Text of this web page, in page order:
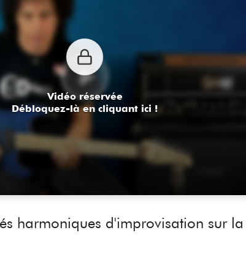
Vidéo réservée
Débloquez-là en cliquant ici !
harmoniques d'improvisation sur la